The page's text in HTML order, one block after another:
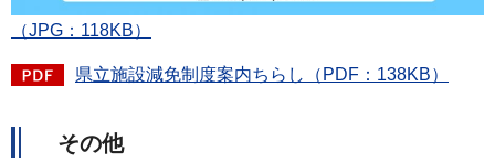
（JPG：118KB）
県立施設減免制度案内ちらし（PDF：138KB）
その他